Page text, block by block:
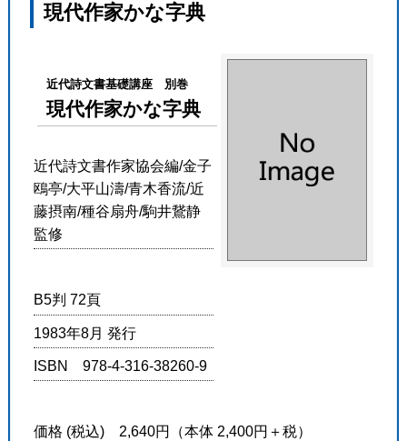
現代作家かな字典
近代詩文書基礎講座 別巻
現代作家かな字典
近代詩文書作家協会編/金子
鴎亭/大平山濤/青木香流/近
藤摂南/種谷扇舟/駒井鵞静
監修
B5判 72頁
1983年8月 発行
ISBN 978-4-316-38260-9
価格 (税込) 2,640円（本体 2,400円＋税）